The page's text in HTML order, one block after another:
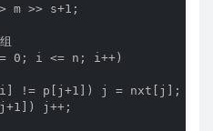
m >> s+1;
0; i <= n; i++)
!= p[j+1]) j = nxt[j];
j++;